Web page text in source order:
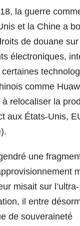
la guerre
et la Chine a
de douane
électroniques,
certaines
comme
à relocaliser la
aux États-Unis,
une
misait sur l’ultra-
il entre
de souveraineté